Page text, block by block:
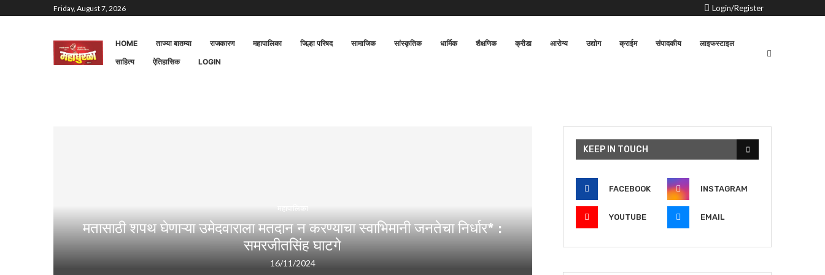
Friday, August 7, 2026 Login/Register
HOME ताज्या बातम्या राजकारण महापालिका जिल्हा परिषद सामाजिक सांस्कृतिक धार्मिक शैक्षणिक क्रीडा आरोग्य उद्योग क्राईम संपादकीय
लाइफस्टाइल
साहित्य
ऐतिहासिक LOGIN
महापालिका
मतासाठी शपथ घेणाऱ्या उमेदवाराला मतदान न करण्याचा स्वाभिमानी जनतेचा निर्धार* :
समरजीतसिंह घाटगे
16/11/2024
KEEP IN TOUCH
FACEBOOK INSTAGRAM
YOUTUBE EMAIL